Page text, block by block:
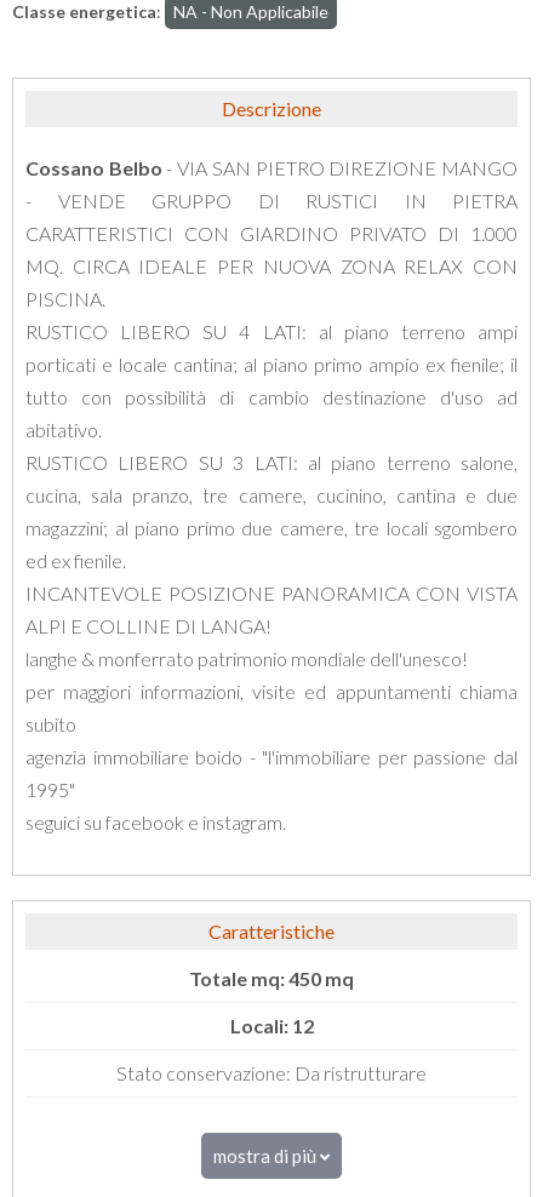
Classe energetica: NA - Non Applicabile
Descrizione
Cossano Belbo - VIA SAN PIETRO DIREZIONE MANGO
- VENDE GRUPPO DI RUSTICI IN PIETRA
CARATTERISTICI CON GIARDINO PRIVATO DI 1.000
MQ. CIRCA IDEALE PER NUOVA ZONA RELAX CON
PISCINA.
RUSTICO LIBERO SU 4 LATI: al piano terreno ampi
porticati e locale cantina; al piano primo ampio ex fienile; il
tutto con possibilità di cambio destinazione d'uso ad
abitativo.
RUSTICO LIBERO SU 3 LATI: al piano terreno salone,
cucina, sala pranzo, tre camere, cucinino, cantina e due
magazzini; al piano primo due camere, tre locali sgombero
ed ex fienile.
INCANTEVOLE POSIZIONE PANORAMICA CON VISTA
ALPI E COLLINE DI LANGA!
langhe & monferrato patrimonio mondiale dell'unesco!
per maggiori informazioni, visite ed appuntamenti chiama
subito
agenzia immobiliare boido - "l'immobiliare per passione dal
1995"
seguici su facebook e instagram.
Caratteristiche
Totale mq: 450 mq
Locali: 12
Stato conservazione: Da ristrutturare
mostra di più